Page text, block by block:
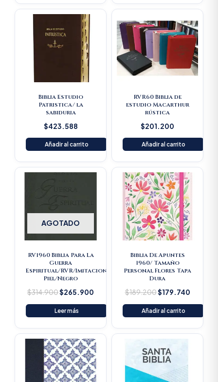
Biblia Estudio
Patristica/ la
sabiduria
$423.588
Añadir al carrito
RVR60 Biblia de
estudio Macarthur
rústica
$201.200
Añadir al carrito
AGOTADO
RV1960 Biblia Para La
Guerra
Espiritual/RVR/Imitacion
Piel/Negro
$314.900
Original
$314.900.
$265.900
Current
$265.900.
Leer más
Biblia De Apuntes
1960/ Tamaño
Personal Flores Tapa
Dura
$189.200
Original
price
was:
$189.200.
$179.740
Current
price
Añadir al carrito
Original
price
was:
$16.500.
Current
$15.675.